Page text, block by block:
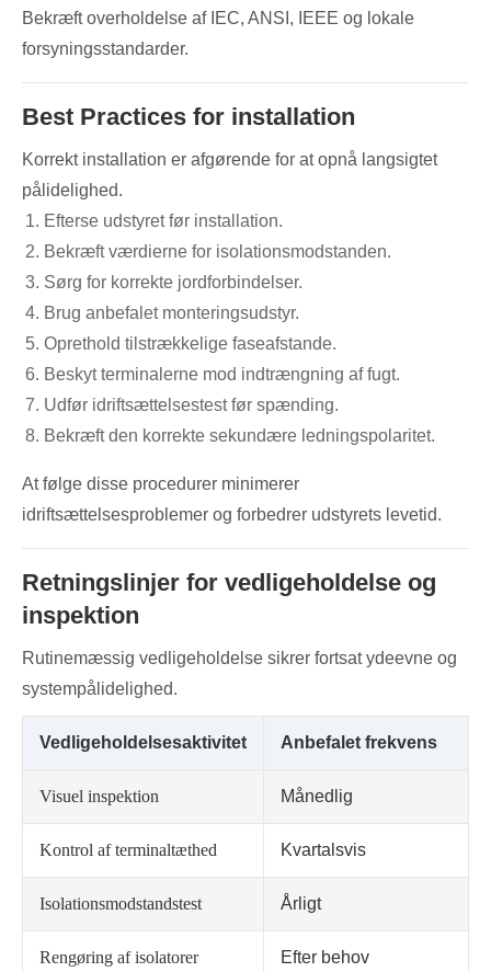
Bekræft overholdelse af IEC, ANSI, IEEE og lokale
forsyningsstandarder.
Best Practices for installation
Korrekt installation er afgørende for at opnå langsigtet
pålidelighed.
Efterse udstyret før installation.
Bekræft værdierne for isolationsmodstanden.
Sørg for korrekte jordforbindelser.
Brug anbefalet monteringsudstyr.
Oprethold tilstrækkelige faseafstande.
Beskyt terminalerne mod indtrængning af fugt.
Udfør idriftsættelsestest før spænding.
Bekræft den korrekte sekundære ledningspolaritet.
At følge disse procedurer minimerer
idriftsættelsesproblemer og forbedrer udstyrets levetid.
Retningslinjer for vedligeholdelse og
inspektion
Rutinemæssig vedligeholdelse sikrer fortsat ydeevne og
systempålidelighed.
Vedligeholdelsesaktivitet Anbefalet frekvens
Visuel inspektion Månedlig
Kontrol af terminaltæthed Kvartalsvis
Isolationsmodstandstest Årligt
Rengøring af isolatorer Efter behov